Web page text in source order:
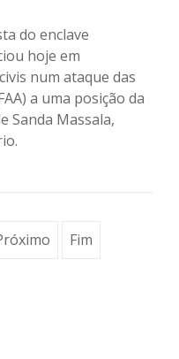
do enclave
hoje em
num ataque das
a uma posição da
Sanda Massala,
Fim